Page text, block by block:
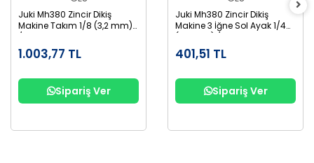
Juki Mh380 Zincir Dikiş
Makine Takım 1/8 (3,2 mm)
/MH380
1.003,77 TL
Sipariş Ver
Juki Mh380 Zincir Dikiş
Makine 3 İğne Sol Ayak 1/4
(6,3 mm) /MH380-3-Sol
401,51 TL
Sipariş Ver